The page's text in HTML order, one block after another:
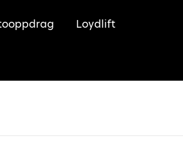
Loydlift